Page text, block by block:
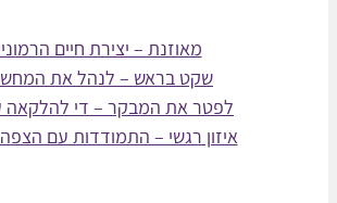
מאוזנת – יצירת חיים הרמוניים
שקט בראש – לנהל את המחשבות
לפטר את המבקר – די להלקאה עצמית
איזון רגשי – התמודדות עם הצפה רגשית